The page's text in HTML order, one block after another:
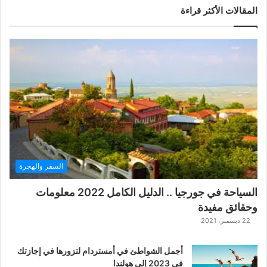
المقالات الأكثر قراءة
السفر والهجرة
السياحة في جورجيا .. الدليل الكامل 2022 معلومات
وحقائق مفيدة
22 ديسمبر، 2021
أجمل الشواطئ في أمستردام لتزورها في إجازتك
في 2023 إلى هولندا